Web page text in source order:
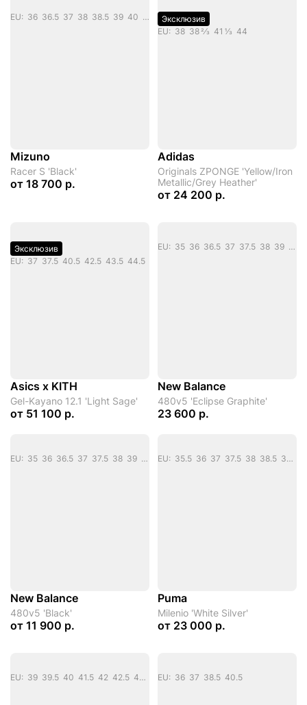
EU: 36 36.5 37 38 38.5 39 40 40.5 41 42 42.5 43 44 44.5 45 46
Mizuno
Racer S 'Black'
от 18 700 р.
Эксклюзив
EU: 38 38 2/3 41 1/3 44
Adidas
Originals ZPONGE 'Yellow/Iron
Metallic/Grey Heather'
от 24 200 р.
Эксклюзив
EU: 37 37.5 40.5 42.5 43.5 44.5
Asics x KITH
Gel-Kayano 12.1 'Light Sage'
от 51 100 р.
EU: 35 36 36.5 37 37.5 38 39 40
New Balance
480v5 'Eclipse Graphite'
23 600 р.
EU: 35 36 36.5 37 37.5 38 39 40
New Balance
480v5 'Black'
от 11 900 р.
EU: 35.5 36 37 37.5 38 38.5 39 40 40.5 41 42 42.5 43 44 44.5 45
Puma
Milenio 'White Silver'
от 23 000 р.
EU: 39 39.5 40 41.5 42 42.5 43.5 44 44.5 45 46 46.5 47 EU: 36 37 38.5 40.5